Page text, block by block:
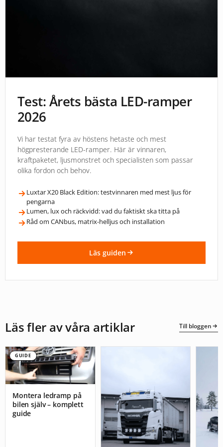
Test: Årets bästa LED-ramper
2026
Vi har testat fyra av höstens hetaste och mest
högpresterande LED-ramper. Här är vinnaren,
kraftpaketet, ljusmonstret och specialisten som passar
olika fordon och behov.
Luxtar X20 Black Edition: testvinnaren med mest ljus för
pengarna
Lumen, lux och räckvidd: vad du faktiskt ska titta på
Råd om CANbus, matrix-helljus och installation
Läs guiden
Läs fler av våra artiklar Till bloggen
GUIDE
Montera ledramp på
bilen själv – komplett
guide